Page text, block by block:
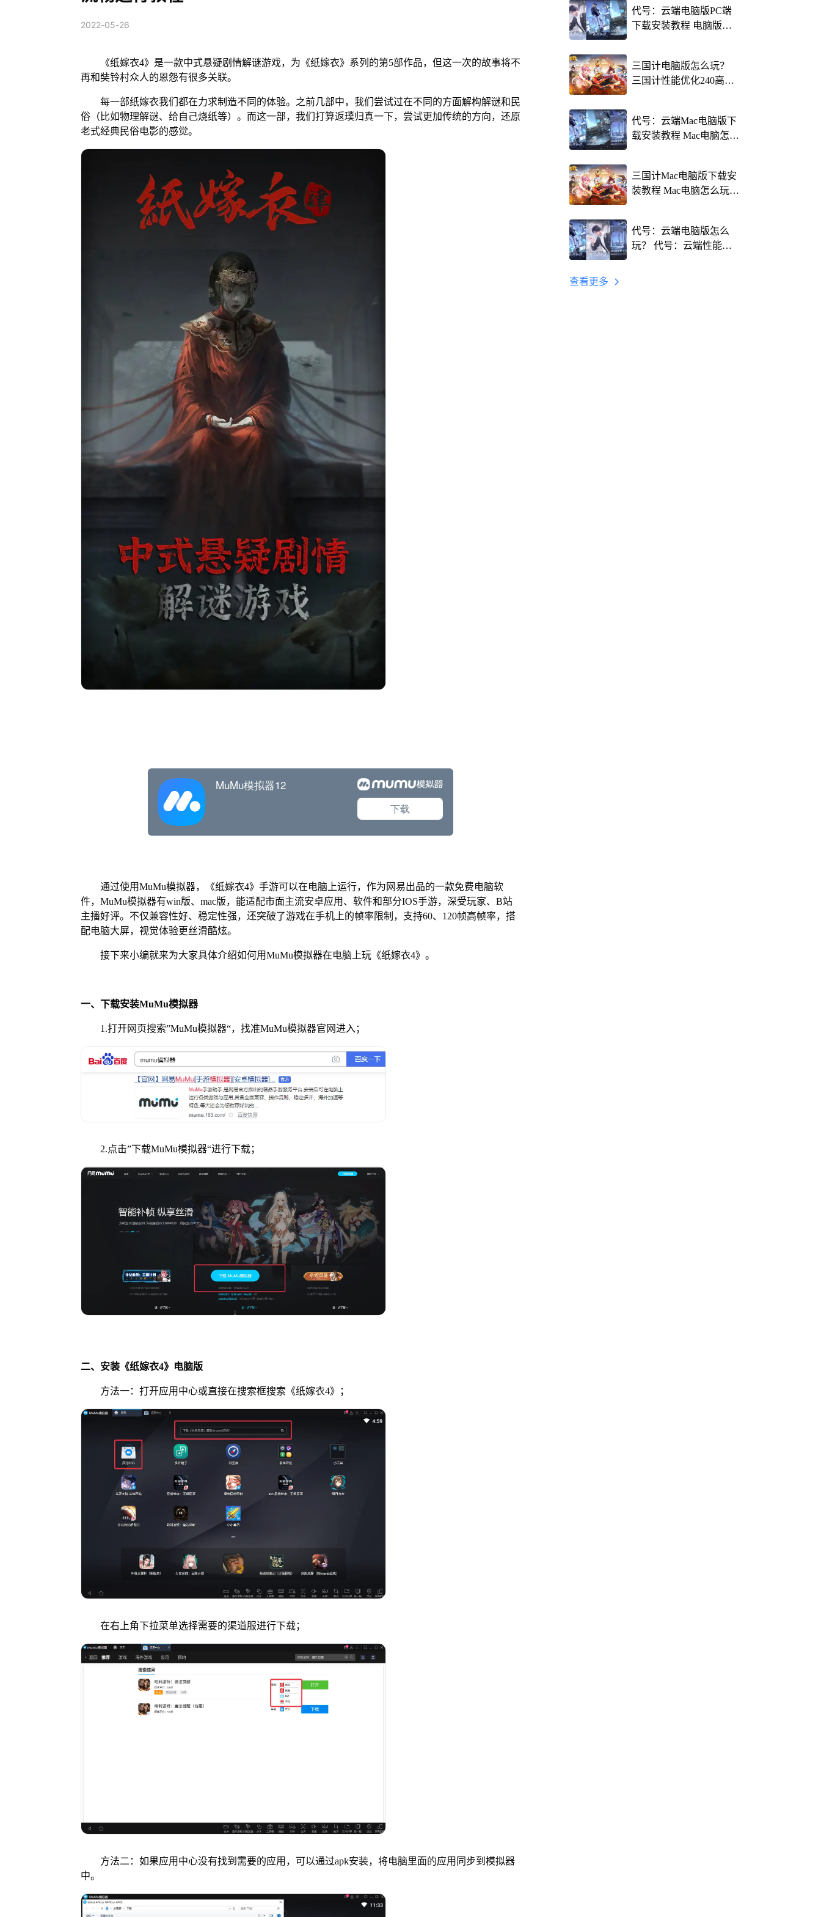
2022-05-26
《纸嫁衣4》是一款中式悬疑剧情解谜游戏，为《纸嫁衣》系列的第5部作品，但这一次的故事将不
再和奘铃村众人的恩怨有很多关联。
每一部纸嫁衣我们都在力求制造不同的体验。之前几部中，我们尝试过在不同的方面解构解谜和民
俗（比如物理解谜、给自己烧纸等）。而这一部，我们打算返璞归真一下，尝试更加传统的方向，还原
老式经典民俗电影的感觉。
通过使用MuMu模拟器，《纸嫁衣4》手游可以在电脑上运行，作为网易出品的一款免费电脑软
件，MuMu模拟器有win版、mac版，能适配市面主流安卓应用、软件和部分IOS手游，深受玩家、B站
主播好评。不仅兼容性好、稳定性强，还突破了游戏在手机上的帧率限制，支持60、120帧高帧率，搭
配电脑大屏，视觉体验更丝滑酷炫。
接下来小编就来为大家具体介绍如何用MuMu模拟器在电脑上玩《纸嫁衣4》。
一、下载安装MuMu模拟器
1.打开网页搜索”MuMu模拟器“，找准MuMu模拟器官网进入；
2.点击”下载MuMu模拟器“进行下载；
二、安装《纸嫁衣4》电脑版
方法一：打开应用中心或直接在搜索框搜索《纸嫁衣4》；
在右上角下拉菜单选择需要的渠道服进行下载；
方法二：如果应用中心没有找到需要的应用，可以通过apk安装，将电脑里面的应用同步到模拟器
中。
代号：云端电脑版PC端
下载安装教程 电脑版怎
三国计电脑版怎么玩？
三国计性能优化240高帧
代号：云端Mac电脑版下
载安装教程 Mac电脑怎么
三国计Mac电脑版下载安
装教程 Mac电脑怎么玩三
代号：云端电脑版怎么
玩？ 代号：云端性能优
查看更多